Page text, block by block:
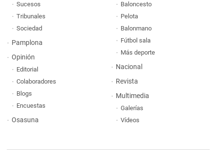
Sucesos
Tribunales
Sociedad
Pamplona
Opinión
Editorial
Colaboradores
Blogs
Encuestas
Osasuna
Baloncesto
Pelota
Balonmano
Fútbol sala
Más deporte
Nacional
Revista
Multimedia
Galerías
Vídeos